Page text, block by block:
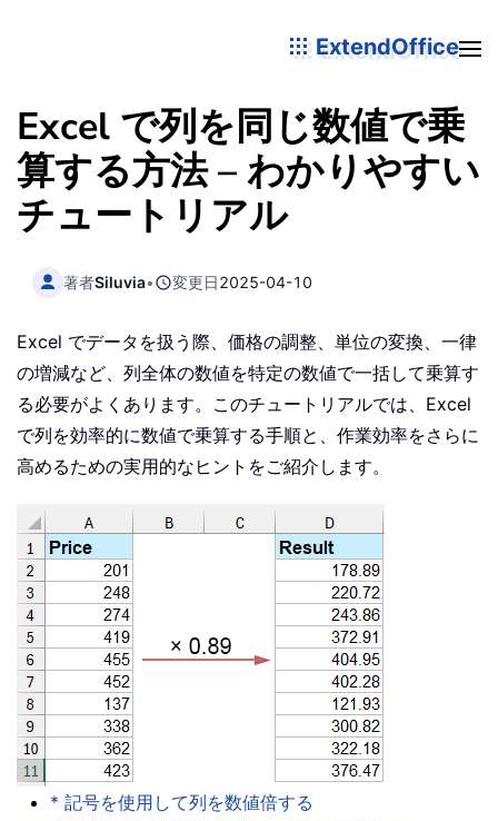
ExtendOffice
Excel で列を同じ数値で乗
算する方法 – わかりやすい
チュートリアル
著者Siluvia• 変更日2025-04-10
Excel でデータを扱う際、価格の調整、単位の変換、一律
の増減など、列全体の数値を特定の数値で一括して乗算す
る必要がよくあります。このチュートリアルでは、Excel
で列を効率的に数値で乗算する手順と、作業効率をさらに
高めるための実用的なヒントをご紹介します。
* 記号を使用して列を数値倍する